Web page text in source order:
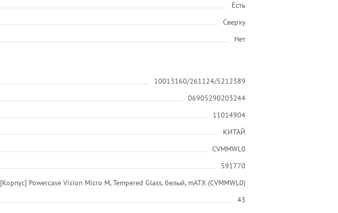
Есть
Сверху
Нет
10013160/261124/5212389
06905290203244
11014904
КИТАЙ
CVMMWL0
591770
[Корпус] Powercase Vision Micro M, Tempered Glass, белый, mATX (CVMMWL0)
43